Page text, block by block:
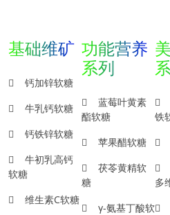
基础维矿
钙加锌软糖
牛乳钙软糖
钙铁锌软糖
牛初乳高钙
软糖
维生素C软糖
功能营养
系列
蓝莓叶黄素
酯软糖
苹果醋软糖
茯苓黄精软
糖
γ-氨基丁酸软
铁
多